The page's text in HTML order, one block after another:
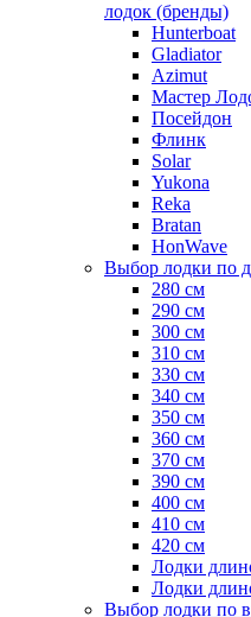
лодок (бренды)
Hunterboat
Gladiator
Azimut
Мастер
Посейдон
Флинк
Solar
Yukona
Reka
Bratan
HonWave
Выбор лодки по
280 см
290 см
300 см
310 см
330 см
340 см
350 см
360 см
370 см
390 см
400 см
410 см
420 см
Лодки
Лодки
Выбор лодки по